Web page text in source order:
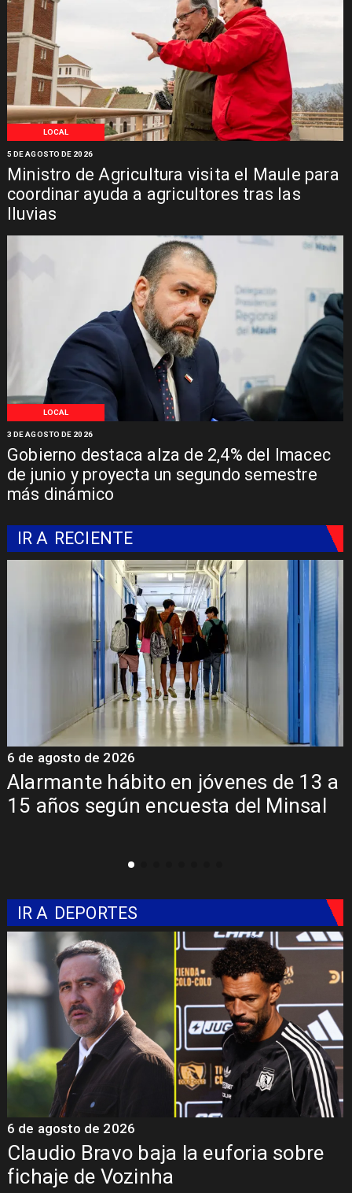
LOCAL
Ministro de Agricultura visita el Maule para
coordinar ayuda a agricultores tras las
lluvias
5 DE AGOSTO DE 2026
LOCAL
Gobierno destaca alza de 2,4% del Imacec
de junio y proyecta un segundo semestre
más dinámico
3 DE AGOSTO DE 2026
IR A RECIENTE
Aprueban creación del Parque
Sebastián Piñera con inversión de $4
6 de agosto de 2026
IR A DEPORTES
Presentación de Vozinha en Colo
Colo: Fecha, Estadio y Contrato
5 de agosto de 2026